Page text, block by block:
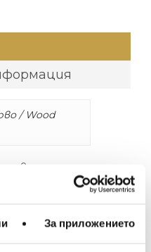
За приложението
/ Wood
маски,
пет
са кръстени на
МЕБЕЛИ ЗА ДОМА И